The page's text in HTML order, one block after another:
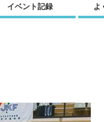
イベント記録 よ